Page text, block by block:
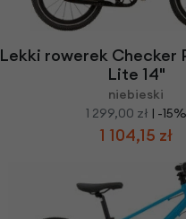
ańcuchy i paski rowerowe
Napęd paskowy Gates
Narzędzia rowerowe
Nóżki rowerowe
bręcze i koła rowerowe
Peruzzo
Lekki rowerek Checker
Lite 14"
niebieski
1 299,00 zł | -15%
1 104,15 zł